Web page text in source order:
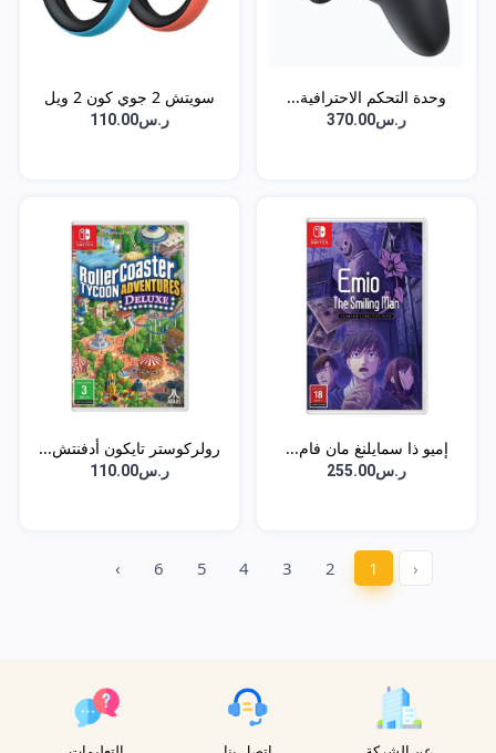
وحدة التحكم الاحترافية...
ر.س370.00
سويتش 2 جوي كون 2 ويل
ب...ر.س110.00
إميو ذا سمايلنغ مان فام...
ر.س255.00
رولركوستر تايكون أدفنتش...
ر.س110.00
‹
1
2
3
4
5
6
›